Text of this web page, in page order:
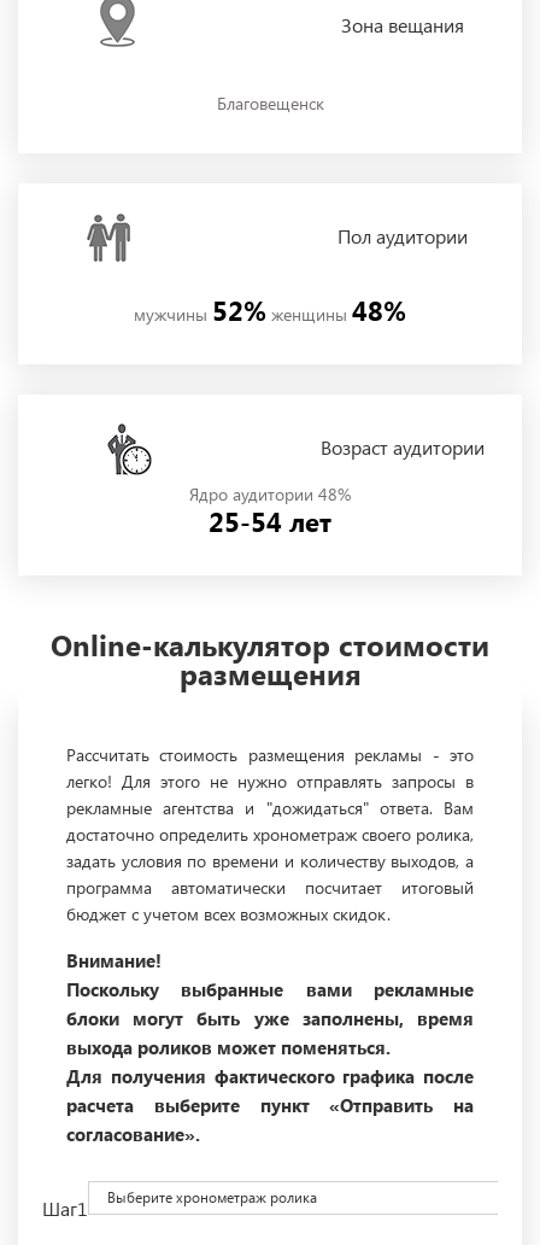
Зона вещания
Благовещенск
Полаудитории
мужчины 52% женщины 48%
Возраст аудитории
Ядро аудитории 48%
25-54 лет
Online-калькулятор стоимости
размещения
Рассчитать стоимость размещения рекламы - это
легко! Для этого не нужно отправлять запросы в
рекламные агентства и "дожидаться" ответа. Вам
достаточно определить хронометраж своего ролика,
задать условия по времени и количеству выходов, а
программа автоматически посчитает итоговый
бюджет с учетом всех возможных скидок.
Внимание!
Поскольку выбранные вами рекламные
блоки могут быть уже заполнены, время
выхода роликов может поменяться.
Для получения фактического графика после
расчета выберите пункт «Отправить на
согласование».
Шаг1 Выберите хронометраж ролика